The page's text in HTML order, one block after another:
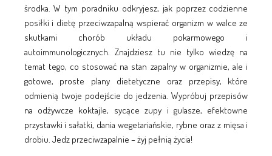
środka. W tym poradniku odkryjesz, jak poprzez codzienne
posiłki i dietę przeciwzapalną wspierać organizm w walce ze
skutkami chorób układu pokarmowego i
autoimmunologicznych. Znajdziesz tu nie tylko wiedzę na
temat tego, co stosować na stan zapalny w organizmie, ale i
gotowe, proste plany dietetyczne oraz przepisy, które
odmienią twoje podejście do jedzenia. Wypróbuj przepisów
na odżywcze koktajle, sycące zupy i gulasze, efektowne
przystawki i sałatki, dania wegetariańskie, rybne oraz z mięsa i
drobiu. Jedz przeciwzapalnie – żyj pełnią życia!